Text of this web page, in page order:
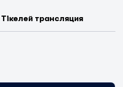
Тікелей трансляция